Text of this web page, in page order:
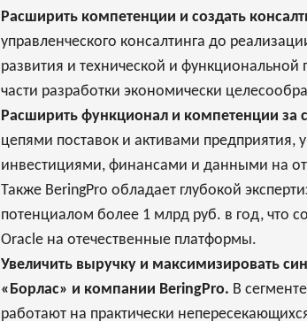
Расширить компетенции и создать
управленческого консалтинга до
развития и технической и
части разработки экономически
Расширить функционал и компетенции за
цепями поставок и активами предприятия,
инвестициями, финансами и данными на
Также BeringPro обладает глубокой
потенциалом более 1 млрд руб. в год, что
Oracle на отечественные платформы.
Увеличить выручку и максимизировать
«Борлас» и компании BeringPro. В
работают на практически